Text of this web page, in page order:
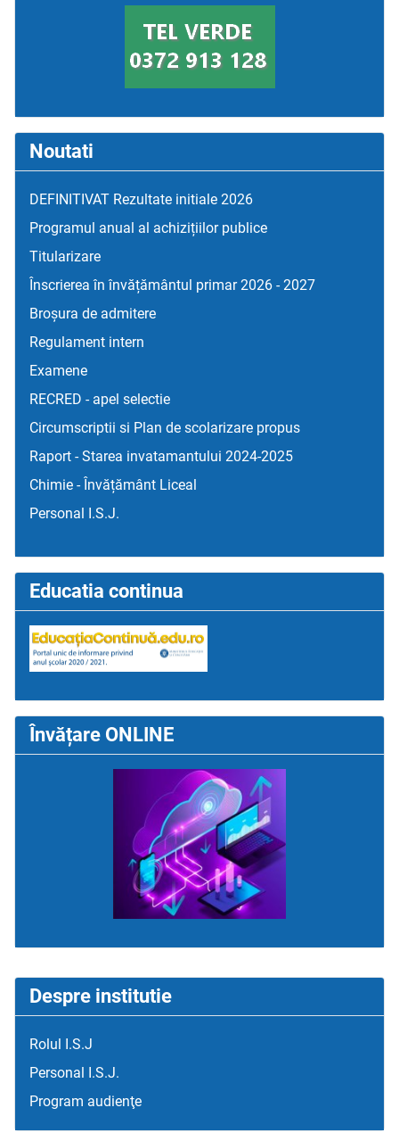
Despre institutie
Rolul I.S.J
Personal I.S.J.
Program audienţe
Noutati
DEFINITIVAT Rezultate initiale 2026
Programul anual al achizițiilor publice
Titularizare
Înscrierea în învățământul primar 2026 - 2027
Broșura de admitere
Regulament intern
Examene
RECRED - apel selectie
Circumscriptii si Plan de scolarizare propus
Raport - Starea invatamantului 2024-2025
Chimie - Învățământ Liceal
Personal I.S.J.
Educatia continua
Învățare ONLINE